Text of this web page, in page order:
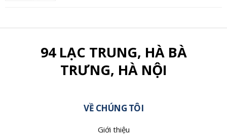
94 LẠC TRUNG, HÀ BÀ
TRƯNG, HÀ NỘI
VỀ CHÚNG TÔI
Giới thiệu